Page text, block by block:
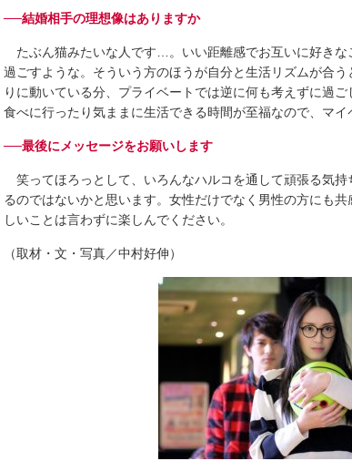
──結婚相手の理想像はありますか
たぶん猫みたいな人です…。いい距離感でお互いに好きな
過ごすような。そういう方のほうが自分と生活リズムが合
りに動いている分、プライベートでは逆に何も考えずに過
食べに行ったり気ままに生活できる時間が至福なので、マイ
──最後にメッセージをお願いします
笑ってほろっとして、いろんなハルコを通して頑張る気
るのではないかと思います。女性だけでなく男性の方にも
しいことは言わずに楽しんでください。
（取材・文・写真／中村好伸）